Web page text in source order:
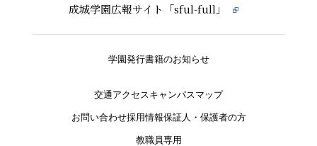
成城学園広報サイト「sful-full」
学園発行書籍のお知らせ
交通アクセス キャンパスマップ
お問い合わせ採用情報保証人・保護者の方
教職員専用